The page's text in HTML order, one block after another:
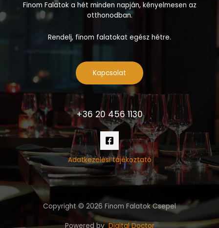
Finom Falatok a hét minden napján, kényelmesen az
otthonodban.
Rendelj, finom falatokat egész hétre.
Kapcsolat
+36 20 456 1130
Adatkezelési tájékoztató
Copyright © 2026 Finom Falatok Csepel
Powered byDigital Doctor